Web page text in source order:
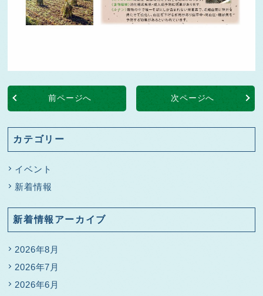
前ページへ 次ページへ
カテゴリー
イベント
新着情報
新着情報アーカイブ
2026年8月
2026年7月
2026年6月